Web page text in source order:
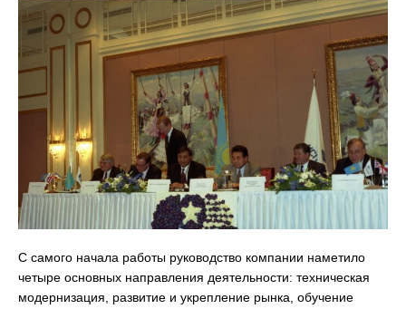
С самого начала работы руководство компании наметило
четыре основных направления деятельности: техническая
модернизация, развитие и укрепление рынка, обучение